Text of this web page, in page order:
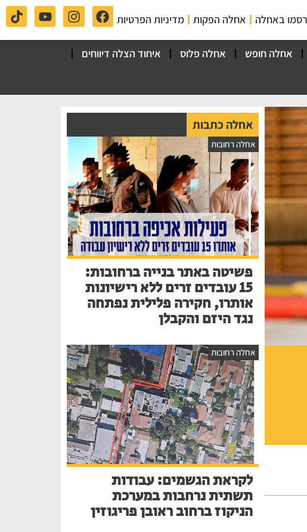
באחלה אחלה הפקות מדיניות הפרטיות
אחלה חופש אחלה פלוס
איחוד הצלה דיווחים
אחלה כתבות
אחלה רחובות
פשיטה באתר בנייה ברחובות:
15 עובדים זרים ללא רישיונות
אותרו, חקירה פלילית נפתחה
נגד היזם והקבלן
אחלה רחובות
לקראת הגשמים: עבודות
תשתית נרחבות במערכת
הניקוז ברחוב ראובן פריגוזין